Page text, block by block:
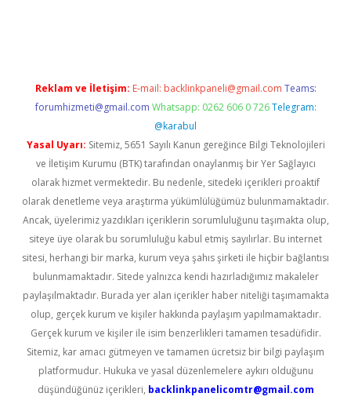
Reklam ve İletişim: E-mail: backlinkpaneli@gmail.com Teams:
forumhizmeti@gmail.com Whatsapp: 0262 606 0 726 Telegram:
@karabul
Yasal Uyarı: Sitemiz, 5651 Sayılı Kanun gereğince Bilgi Teknolojileri
ve İletişim Kurumu (BTK) tarafından onaylanmış bir Yer Sağlayıcı
olarak hizmet vermektedir. Bu nedenle, sitedeki içerikleri proaktif
olarak denetleme veya araştırma yükümlülüğümüz bulunmamaktadır.
Ancak, üyelerimiz yazdıkları içeriklerin sorumluluğunu taşımakta olup,
siteye üye olarak bu sorumluluğu kabul etmiş sayılırlar. Bu internet
sitesi, herhangi bir marka, kurum veya şahıs şirketi ile hiçbir bağlantısı
bulunmamaktadır. Sitede yalnızca kendi hazırladığımız makaleler
paylaşılmaktadır. Burada yer alan içerikler haber niteliği taşımamakta
olup, gerçek kurum ve kişiler hakkında paylaşım yapılmamaktadır.
Gerçek kurum ve kişiler ile isim benzerlikleri tamamen tesadüfidir.
Sitemiz, kar amacı gütmeyen ve tamamen ücretsiz bir bilgi paylaşım
platformudur. Hukuka ve yasal düzenlemelere aykırı olduğunu
düşündüğünüz içerikleri, backlinkpanelicomtr@gmail.com